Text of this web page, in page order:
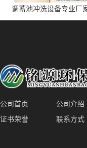
调蓄池冲洗设备专业厂
装置厂家青岛铭源环保
公司首页 公司介绍
证书荣誉
联系方式